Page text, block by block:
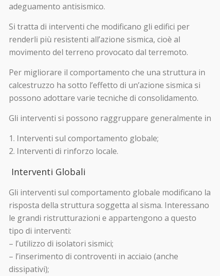
adeguamento antisismico.
Si tratta di interventi che modificano gli edifici per
renderli più resistenti all’azione sismica, cioè al
movimento del terreno provocato dal terremoto.
Per migliorare il comportamento che una struttura in
calcestruzzo ha sotto l’effetto di un’azione sismica si
possono adottare varie tecniche di consolidamento.
Gli interventi si possono raggruppare generalmente in
Interventi sul comportamento globale;
Interventi di rinforzo locale.
Interventi Globali
Gli interventi sul comportamento globale modificano la
risposta della struttura soggetta al sisma. Interessano
le grandi ristrutturazioni e appartengono a questo
tipo di interventi:
– l’utilizzo di isolatori sismici;
– l’inserimento di controventi in acciaio (anche
dissipativi);